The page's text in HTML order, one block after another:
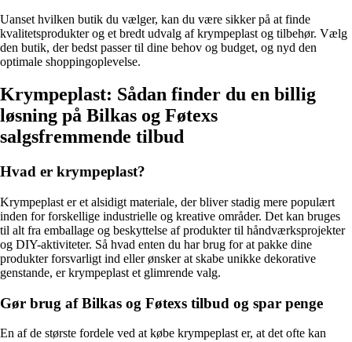
Uanset hvilken butik du vælger, kan du være sikker på at finde
kvalitetsprodukter og et bredt udvalg af krympeplast og tilbehør. Vælg
den butik, der bedst passer til dine behov og budget, og nyd den
optimale shoppingoplevelse.
Krympeplast: Sådan finder du en billig
løsning på Bilkas og Føtexs
salgsfremmende tilbud
Hvad er krympeplast?
Krympeplast er et alsidigt materiale, der bliver stadig mere populært
inden for forskellige industrielle og kreative områder. Det kan bruges
til alt fra emballage og beskyttelse af produkter til håndværksprojekter
og DIY-aktiviteter. Så hvad enten du har brug for at pakke dine
produkter forsvarligt ind eller ønsker at skabe unikke dekorative
genstande, er krympeplast et glimrende valg.
Gør brug af Bilkas og Føtexs tilbud og spar penge
En af de største fordele ved at købe krympeplast er, at det ofte kan